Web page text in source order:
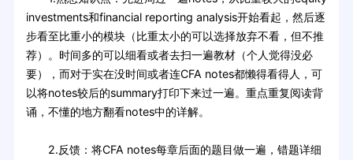
investments和financial reporting analysis开始看起，然后逐
步看至比重小的模块（比重太小的可以选择放弃不看，但不推
荐）。时间多的可以细看或者去扫一遍教材（个人觉得没必
要），而对于实在没时间或者连CFA notes都懒得看得人，可
以将notes较后的summary打印下来过一遍。重点重复阅读背
诵，不懂的地方翻看notes中的详解。
2.反馈：将CFA notes每章后面的题目做一遍，错题详细